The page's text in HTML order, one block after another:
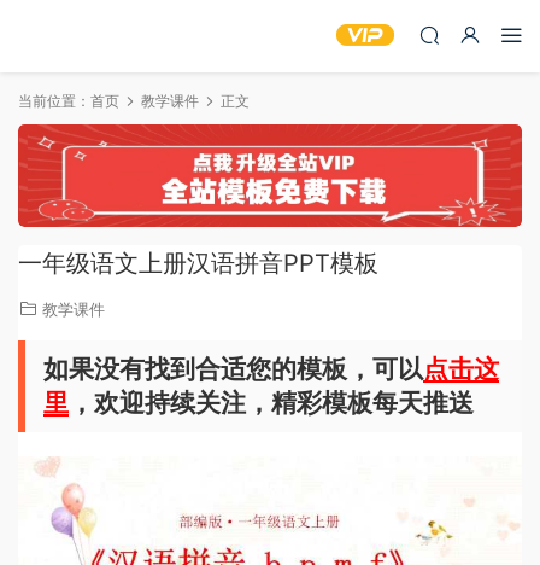
当前位置： 首页 教学课件 正文
一年级语文上册汉语拼音PPT模板
教学课件
如果没有找到合适您的模板，可以点击这
里 ，欢迎持续关注，精彩模板每天推送